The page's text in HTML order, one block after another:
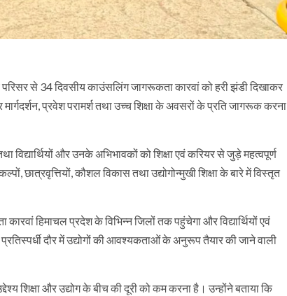
से 34 दिवसीय काउंसलिंग जागरूकता कारवां को हरी झंडी दिखाकर
प्रवेश परामर्श तथा उच्च शिक्षा के अवसरों के प्रति जागरूक करना
और उनके अभिभावकों को शिक्षा एवं करियर से जुड़े महत्वपूर्ण
छात्रवृत्तियों, कौशल विकास तथा उद्योगोन्मुखी शिक्षा के बारे में विस्तृत
हिमाचल प्रदेश के विभिन्न जिलों तक पहुंचेगा और विद्यार्थियों एवं
दौर में उद्योगों की आवश्यकताओं के अनुरूप तैयार की जाने वाली
शिक्षा और उद्योग के बीच की दूरी को कम करना है। उन्होंने बताया कि